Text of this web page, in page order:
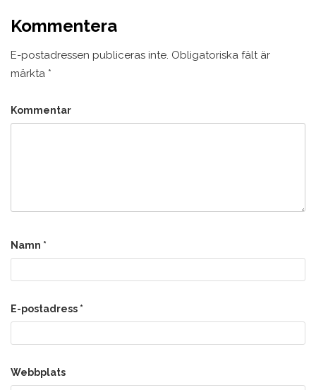
Kommentera
E-postadressen publiceras inte. Obligatoriska fält är
märkta *
Kommentar
Namn *
E-postadress *
Webbplats